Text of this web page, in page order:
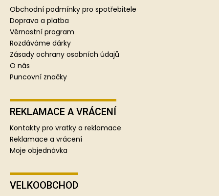
Obchodní podmínky pro spotřebitele
Doprava a platba
Věrnostní program
Rozdáváme dárky
Zásady ochrany osobních údajů
O nás
Puncovní značky
REKLAMACE A VRÁCENÍ
Kontakty pro vratky a reklamace
Reklamace a vrácení
Moje objednávka
VELKOOBCHOD